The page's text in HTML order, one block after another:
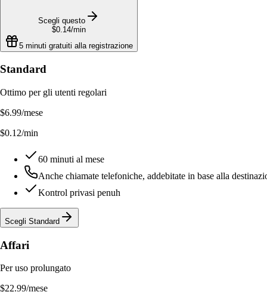
Scegli questo
$0.14/min
5 minuti gratuiti alla registrazione
Standard
Ottimo per gli utenti regolari
$6.99/mese
$0.12/min
60 minuti al mese
Anche chiamate telefoniche, addebitate in base alla
Kontrol privasi penuh
Scegli Standard
Affari
Per uso prolungato
$22.99/mese